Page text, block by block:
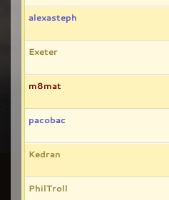
alexasteph
Exeter
m8mat
pacobac
Kedran
PhilTroll